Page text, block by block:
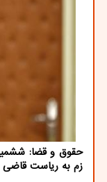
حقوق و قضا:
زم به ریاست قاضی